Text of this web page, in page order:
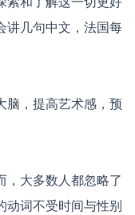
讲几句中文，法国每
脑，提高艺术感，预
，大多数人都忽略了
动词不受时间与性别